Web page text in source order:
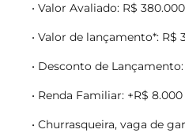
• Valor Avaliado: R$ 380.000
• Valor de lançamento*: R$
• Desconto de
• Renda Familiar: +R$ 8.000
• Churrasqueira, vaga de